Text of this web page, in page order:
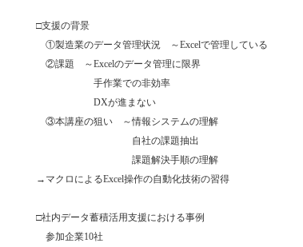
□支援の背景
①製造業のデータ管理状況 ～Excelで管理している
②課題 ～Excelのデータ管理に限界
手作業での非効率
DXが進まない
③本講座の狙い ～情報システムの理解
自社の課題抽出
課題解決手順の理解
→マクロによるExcel操作の自動化技術の習得
□社内データ蓄積活用支援における事例
参加企業10社